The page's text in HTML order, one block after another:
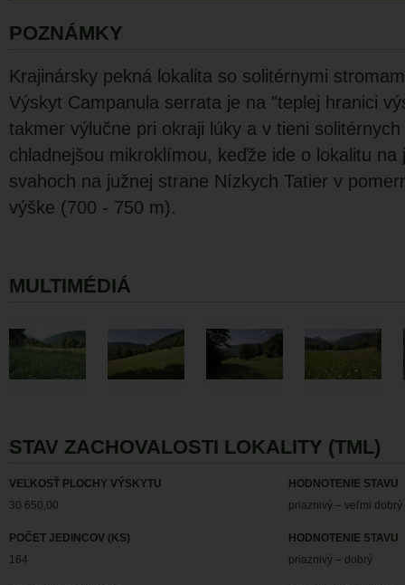
POZNÁMKY
Krajinársky pekná lokalita so solitérnymi
Výskyt Campanula serrata je na "teplej hranici
takmer výlučne pri okraji lúky a v tieni
chladnejšou mikroklímou, keďže ide o lokalitu na
svahoch na južnej strane Nízkych Tatier v
výške (700 - 750 m).
MULTIMÉDIÁ
STAV ZACHOVALOSTI LOKALITY (TML)
VEĽKOSŤ PLOCHY VÝSKYTU
30 650,00
HODNOTENIE STAVU
priaznivý – veľmi dobrý
POČET JEDINCOV (KS)
164
HODNOTENIE STAVU
priaznivý – dobrý